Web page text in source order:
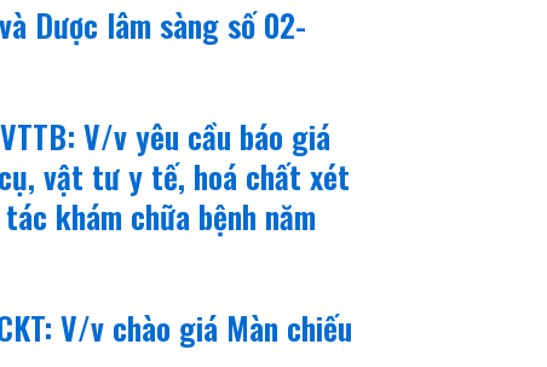
Dược lâm sàng số 02-
V/v yêu cầu báo giá
vật tư y tế, hoá chất xét
khám chữa bệnh năm
V/v chào giá Màn chiếu